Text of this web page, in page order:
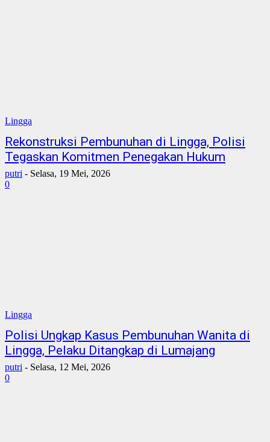
Lingga
Rekonstruksi Pembunuhan di Lingga, Polisi
Tegaskan Komitmen Penegakan Hukum
putri - Selasa, 19 Mei, 2026
0
Lingga
Polisi Ungkap Kasus Pembunuhan Wanita di
Lingga, Pelaku Ditangkap di Lumajang
putri - Selasa, 12 Mei, 2026
0